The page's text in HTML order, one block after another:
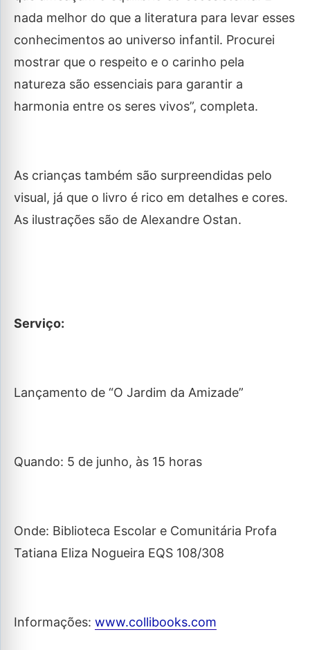
nada melhor do que a literatura para levar esses
conhecimentos ao universo infantil. Procurei
mostrar que o respeito e o carinho pela
natureza são essenciais para garantir a
harmonia entre os seres vivos”, completa.
As crianças também são surpreendidas pelo
visual, já que o livro é rico em detalhes e cores.
As ilustrações são de Alexandre Ostan.
Serviço:
Lançamento de “O Jardim da Amizade”
Quando: 5 de junho, às 15 horas
Onde: Biblioteca Escolar e Comunitária Profa
Tatiana Eliza Nogueira EQS 108/308
Informações: www.collibooks.com